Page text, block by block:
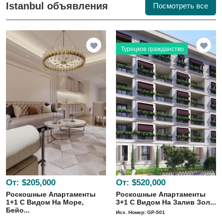
Istanbul объявления Посмотреть все
От: $205,000
Роскошные Апартаменты
1+1 С Видом На Море,
Бейо...
Турецкое гражданство
От: $520,000
Роскошные Апартаменты
3+1 С Видом На Залив Зол...
Исх. Номер: GP-501